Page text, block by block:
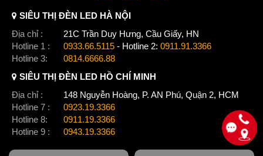
SIÊU THỊ ĐÈN LED HÀ NỘI
Địa chỉ :
21C Trần Duy Hưng, Cầu Giấy, HN
Hotline 1 :
0933.66.5115 - Hotline 2: 0911.91.3366
Hotline 3:
0814.6666.88
SIÊU THỊ ĐÈN LED HỒ CHÍ MINH
Địa chỉ :
148 Nguyễn Hoàng, P. AN Phú, Quận 2, HCM
Hotline 7 :
0923.19.3366
Hotline 8:
0911.19.3366
Hotline 9 :
0943.19.3366